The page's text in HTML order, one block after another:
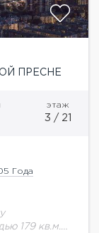
ПРЕСНЕ
этаж
3 / 21
Года
179 кв.м.